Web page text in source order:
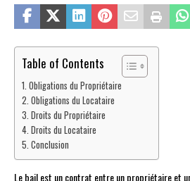
Table of Contents
Obligations du Propriétaire
Obligations du Locataire
Droits du Propriétaire
Droits du Locataire
Conclusion
Le bail est un contrat entre un propriétaire et